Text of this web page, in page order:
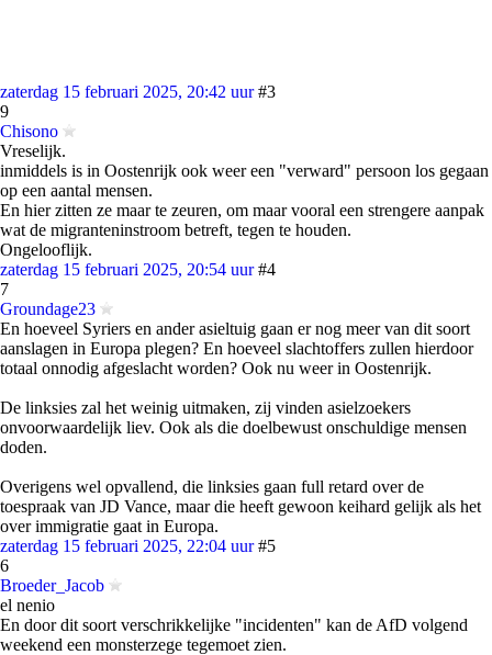
zaterdag 15 februari 2025, 20:42 uur #3
9
Chisono
Vreselijk.
inmiddels is in Oostenrijk ook weer een "verward" persoon los gegaan
op een aantal mensen.
En hier zitten ze maar te zeuren, om maar vooral een strengere aanpak
wat de migranteninstroom betreft, tegen te houden.
Ongelooflijk.
zaterdag 15 februari 2025, 20:54 uur #4
7
Groundage23
En hoeveel Syriers en ander asieltuig gaan er nog meer van dit soort
aanslagen in Europa plegen? En hoeveel slachtoffers zullen hierdoor
totaal onnodig afgeslacht worden? Ook nu weer in Oostenrijk.
De linksies zal het weinig uitmaken, zij vinden asielzoekers
onvoorwaardelijk liev. Ook als die doelbewust onschuldige mensen
doden.
Overigens wel opvallend, die linksies gaan full retard over de
toespraak van JD Vance, maar die heeft gewoon keihard gelijk als het
over immigratie gaat in Europa.
zaterdag 15 februari 2025, 22:04 uur #5
6
Broeder_Jacob
el nenio
En door dit soort verschrikkelijke "incidenten" kan de AfD volgend
weekend een monsterzege tegemoet zien.